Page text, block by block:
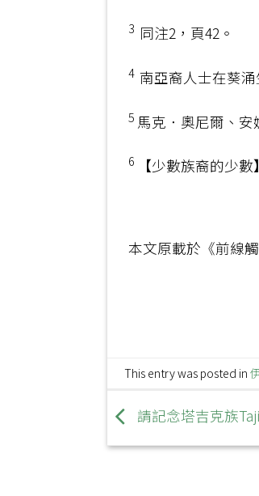
3 同注2，頁42。
4南亞裔人士在葵涌
5 馬克．奧尼爾、
6 【少數族裔的少
本文原載於《前線
This entry was posted in
請記念塔吉克族